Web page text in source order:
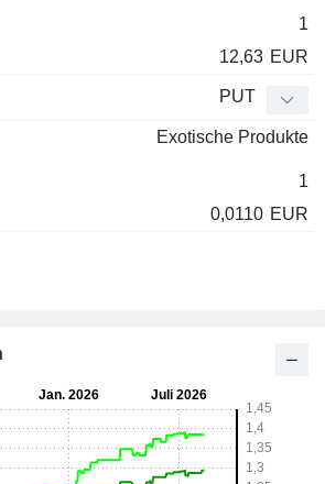
1
12,63 EUR
PUT
Exotische Produkte
1
0,0110 EUR